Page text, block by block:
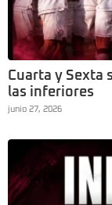
Cuarta y Sexta
las inferiores
junio 27, 2026